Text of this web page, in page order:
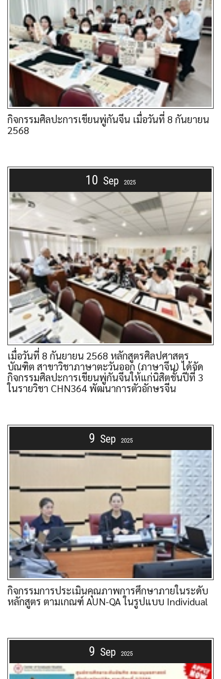
กิจกรรมศิลปะการเขียนพู่กันจีน เมื่อวันที่ 8 กันยายน
2568
10 Sep 2025
เมื่อวันที่ 8 กันยายน 2568 หลักสูตรศิลปศาสตร
บัณฑิต สาขาวิชาภาษาตะวันออก (ภาษาจีน) ได้จัด
กิจกรรมศิลปะการเขียนพู่กันจีนให้แก่นิสิตชั้นปีที่ 3
ในรายวิชา CHN364 พัฒนาการตัวอักษรจีน
9 Sep 2025
กิจกรรมการประเมินคุณภาพการศึกษาภายในระดับ
หลักสูตร ตามเกณฑ์ AUN-QA ในรูปแบบ Individual
9 Sep 2025